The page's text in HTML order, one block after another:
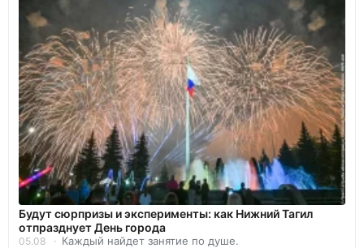
Будут сюрпризы и эксперименты: как Нижний Тагил
отпразднует День города
05.08 Каждый найдет занятие по душе.